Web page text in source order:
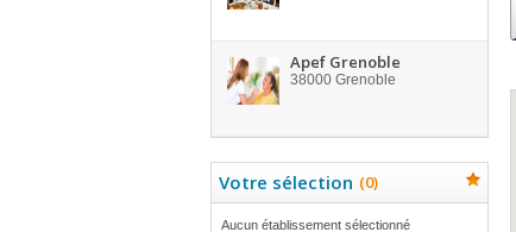
Apef Grenoble
38000 Grenoble
Votre sélection (0)
Aucun établissement sélectionné